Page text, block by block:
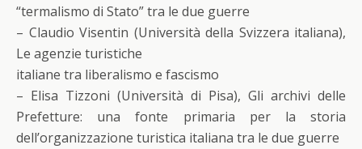
“termalismo di Stato” tra le due guerre
– Claudio Visentin (Università della Svizzera italiana),
Le agenzie turistiche
italiane tra liberalismo e fascismo
– Elisa Tizzoni (Università di Pisa), Gli archivi delle
Prefetture: una fonte primaria per la storia
dell’organizzazione turistica italiana tra le due guerre